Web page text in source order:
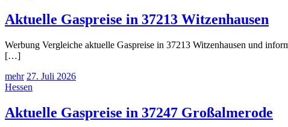
Aktuelle Gaspreise in 37213 Witzenhausen
Werbung Vergleiche aktuelle Gaspreise in 37213 Witzenhausen und
[…]
mehr 27. Juli 2026
Hessen
Aktuelle Gaspreise in 37247 Großalmerode